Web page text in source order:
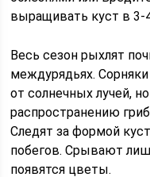
выращивать куст в 3-
Весь сезон рыхлят
междурядьях.
от солнечных лучей,
распространению
Следят за формой
побегов. Срывают
появятся цветы.